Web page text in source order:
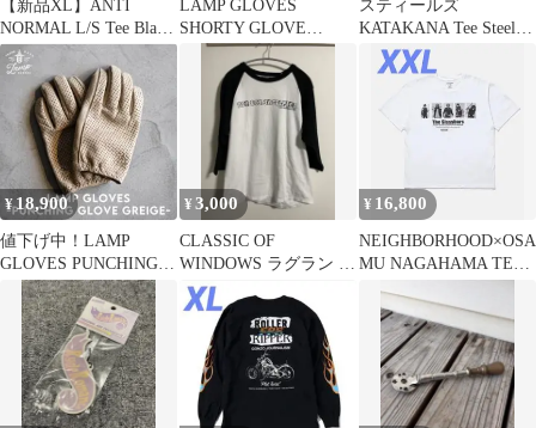
【新品XL】ANTI
NORMAL L/S Tee Black
x Yellow
LAMP GLOVES
SHORTY GLOVE
WHITE LEOPARD
スティールズ
KATAKANA Tee Steels ×
len yamada
¥18,900
値下げ中！LAMP
GLOVES PUNCHING
GLOVE GREIGE
¥3,000
CLASSIC OF
WINDOWS ラグラン 七
分袖 カットソー
¥ 16,800
NEIGHBORHOOD×OSA
MU NAGAHAMA TEE
SS-3 XXL